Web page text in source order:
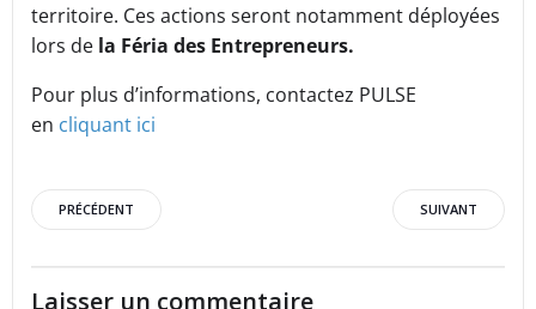
territoire. Ces actions seront notamment déployées
lors de la Féria des Entrepreneurs.
Pour plus d’informations, contactez PULSE
en cliquant ici
Post
navigation
PRÉCÉDENT
navigation
SUIVANT
Laisser un commentaire